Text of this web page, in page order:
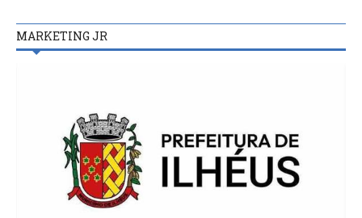
MARKETING JR